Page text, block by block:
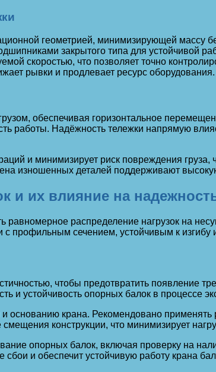
геометрией, минимизирующей массу
закрытого типа для устойчивой
скоростью, что позволяет точно
рывки и продлевает ресурс оборудования.
обеспечивая горизонтальное
работы. Надёжность тележки напрямую
и минимизирует риск повреждения
изношенных деталей поддерживают
и их влияние на
распределение нагрузок на
профильным сечением, устойчивым к
чтобы предотвратить появление
и устойчивость опорных балок в процессе
основанию крана. Рекомендовано
конструкции, что минимизирует
опорных балок, включая проверку на
и обеспечит устойчивую работу крана